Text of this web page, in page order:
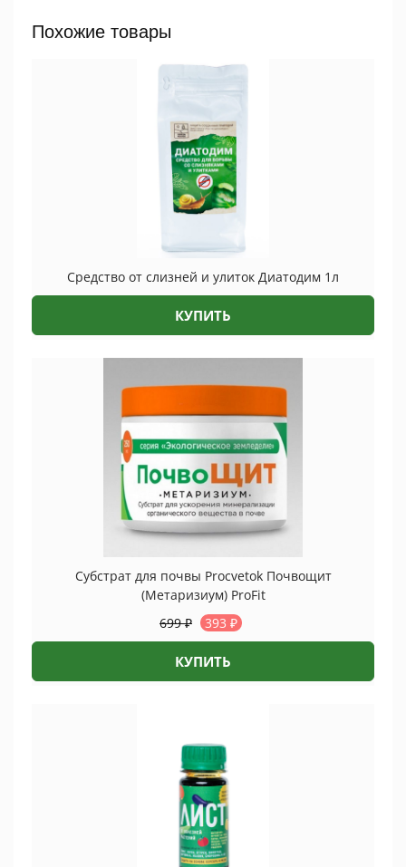
Похожие товары
Средство от слизней и улиток Диатодим 1л
КУПИТЬ
Субстрат для почвы Proсvetok Почвощит
(Метаризиум) ProFit
699₽ 393 ₽
КУПИТЬ